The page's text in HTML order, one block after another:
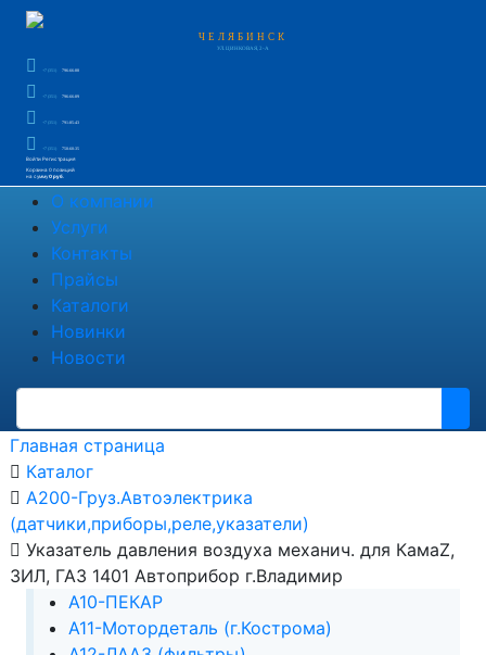
ЧЕЛЯБИНСК
УЛ. ЦИНКОВАЯ, 2-А
+7 (351) 796-66-88
+7 (351) 796-66-89
+7 (351) 791-85-43
+7 (351)
750-60-35
Войти Регистрация
Корзина0 позиций
на сумму0 руб.
О компании
Услуги
Контакты
Прайсы
Каталоги
Новинки
Новости
Главная страница
Каталог
А200-Груз.Автоэлектрика
(датчики,приборы,реле,указатели)
Указатель давления воздуха механич. для КамаZ,
ЗИЛ, ГАЗ 1401 Автоприбор г.Владимир
А10-ПЕКАР
А11-Мотордеталь (г.Кострома)